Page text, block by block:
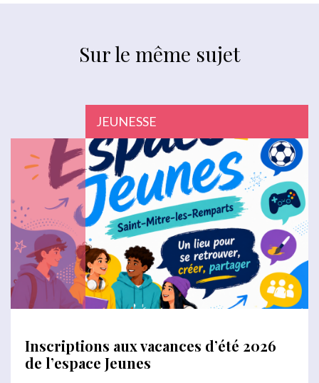
Sur le même sujet
JEUNESSE
Inscriptions aux vacances d’été 2026
de l’espace Jeunes